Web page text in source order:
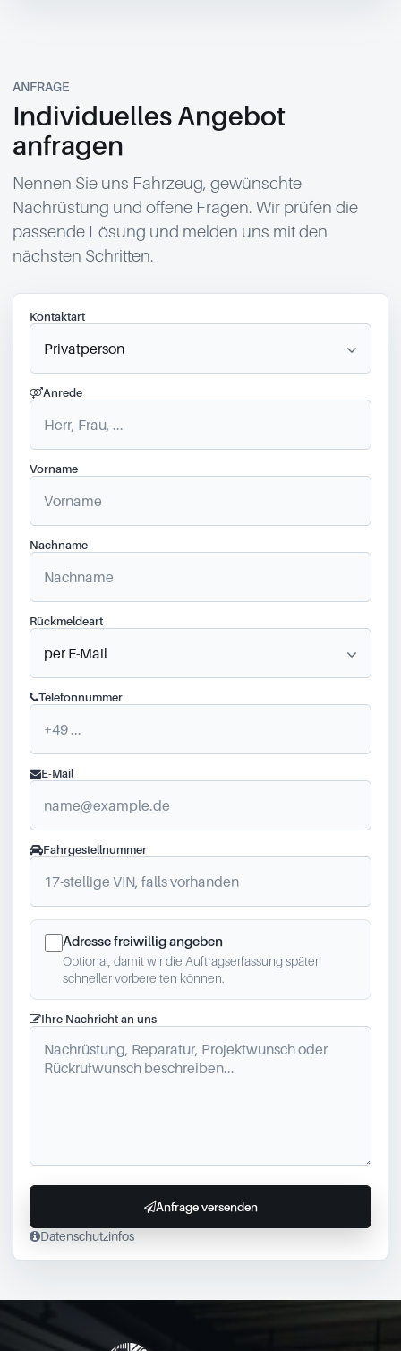
ANFRAGE
Individuelles Angebot
anfragen
Nennen Sie uns Fahrzeug, gewünschte
Nachrüstung und offene Fragen. Wir prüfen die
passende Lösung und melden uns mit den
nächsten Schritten.
Kontaktart
Anrede
Vorname
Nachname
Rückmeldeart
Telefonnummer
E-Mail
Fahrgestellnummer
Adresse freiwillig angeben
Optional, damit wir die Auftragserfassung später
schneller vorbereiten können.
Ihre Nachricht an uns
Datenschutzinfos
Anfrage versenden